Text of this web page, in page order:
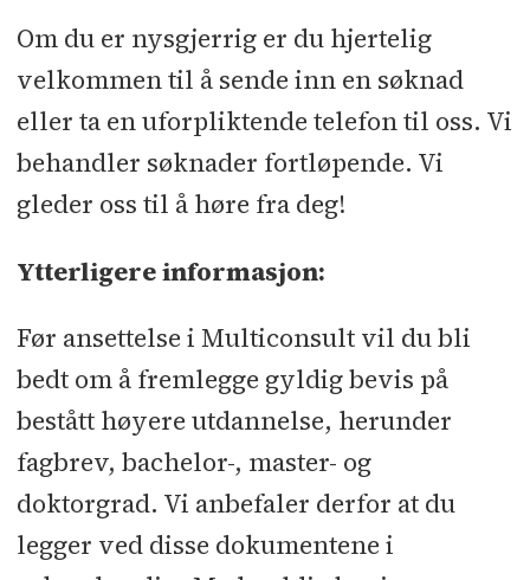
Om du er nysgjerrig er du hjertelig
velkommen til å sende inn en søknad
eller ta en uforpliktende telefon til oss. Vi
behandler søknader fortløpende. Vi
gleder oss til å høre fra deg!
Ytterligere informasjon:
Før ansettelse i Multiconsult vil du bli
bedt om å fremlegge gyldig bevis på
bestått høyere utdannelse, herunder
fagbrev, bachelor-, master- og
doktorgrad. Vi anbefaler derfor at du
legger ved disse dokumentene i